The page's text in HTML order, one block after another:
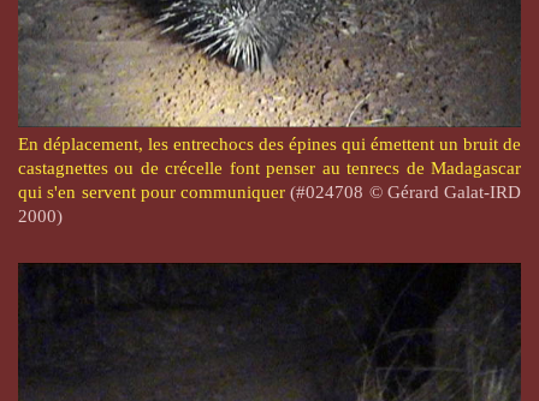
En déplacement, les entrechocs des épines qui émettent un bruit de
castagnettes ou de crécelle font penser au tenrecs de Madagascar
qui s'en servent pour communiquer (#024708 © Gérard Galat-IRD
2000)